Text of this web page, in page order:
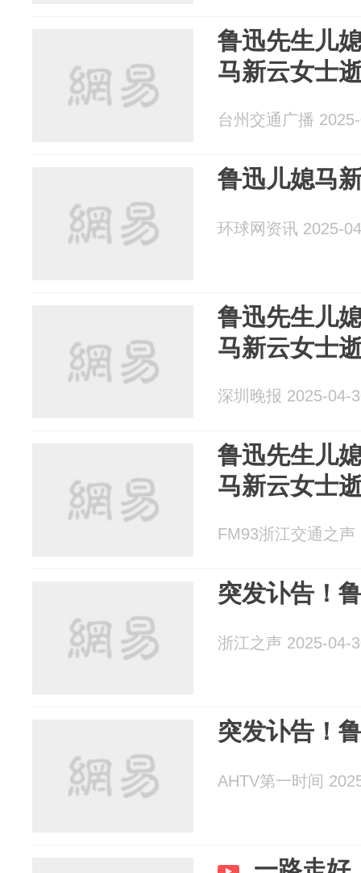
鲁迅先生儿
马新云女士
台州交通广播
鲁迅儿媳马
环球网资讯 2025-
鲁迅先生儿
马新云女士
深圳晚报 2025-04-
鲁迅先生儿
马新云女士
FM93浙江交通之声
突发讣告！
浙江之声 2025-04-
突发讣告！
AHTV第一时间